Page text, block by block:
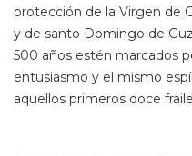
protección de la Virgen de
y de santo Domingo de
500 años estén marcados
entusiasmo y el mismo
aquellos primeros doce